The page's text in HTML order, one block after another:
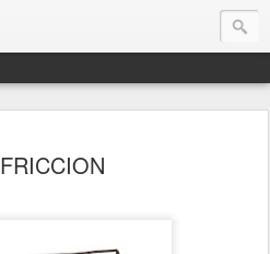
FRICCION